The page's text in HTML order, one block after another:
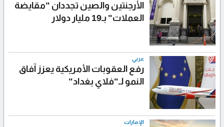
الأرجنتين والصين تجددان "مقايضة
العملات" بـ19 مليار دولار
عربي
رفع العقوبات الأمريكية يعزز آفاق
النمو لـ"فلاي بغداد"
الإمارات